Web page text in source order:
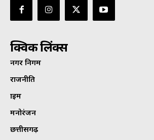
क्विक लिंक्स
नगर निगम
राजनीति
क्राइम
मनोरंजन
छत्तीसगढ़